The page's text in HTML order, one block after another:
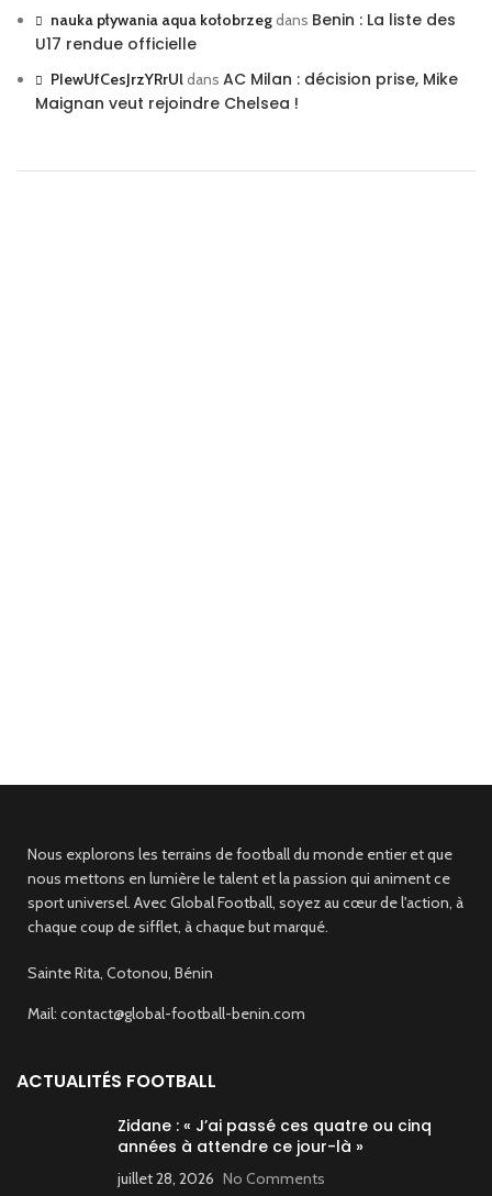
nauka pływania aqua kołobrzegdans Benin : La liste des
U17 rendue officielle
PIewUfCesJrzYRrUldans AC Milan : décision prise, Mike
Maignan veut rejoindre Chelsea !
Nous explorons les terrains de football du monde entier et que
nous mettons en lumière le talent et la passion qui animent ce
sport universel. Avec Global Football, soyez au cœur de l'action, à
chaque coup de sifflet, à chaque but marqué.
Sainte Rita, Cotonou, Bénin
Mail: contact@global-football-benin.com
ACTUALITÉS FOOTBALL
Zidane : « J’ai passé ces quatre ou cinq
années à attendre ce jour-là »
juillet 28, 2026 No Comments